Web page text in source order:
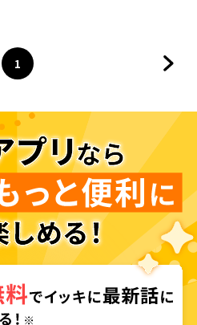
ページ
1
へ